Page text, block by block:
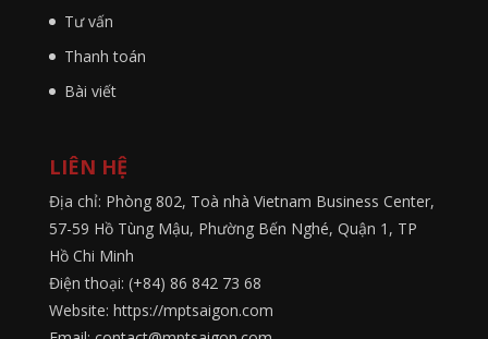
Tư vấn
Thanh toán
Bài viết
LIÊN HỆ
Địa chỉ: Phòng 802, Toà nhà Vietnam Business Center,
57-59 Hồ Tùng Mậu, Phường Bến Nghé, Quận 1, TP
Hồ Chi Minh
Điện thoại: (+84) 86 842 73 68
Website: https://mptsaigon.com